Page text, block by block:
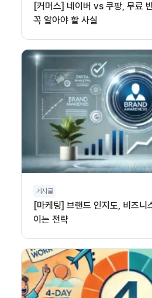
[커머스] 네이버 vs 쿠팡, 무료
꼭 알아야 할 사실
게시글
[마케팅] 브랜드 인지도, 비즈
이는 전략